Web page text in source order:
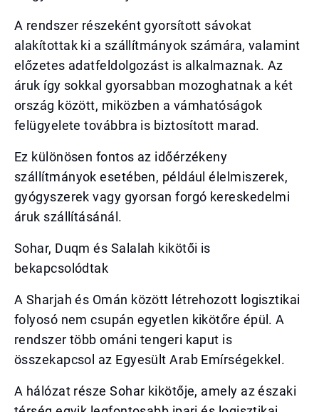
A rendszer részeként gyorsított sávokat
alakítottak ki a szállítmányok számára, valamint
előzetes adatfeldolgozást is alkalmaznak. Az
áruk így sokkal gyorsabban mozoghatnak a két
ország között, miközben a vámhatóságok
felügyelete továbbra is biztosított marad.
Ez különösen fontos az időérzékeny
szállítmányok esetében, például élelmiszerek,
gyógyszerek vagy gyorsan forgó kereskedelmi
áruk szállításánál.
Sohar, Duqm és Salalah kikötői is
bekapcsolódtak
A Sharjah és Omán között létrehozott logisztikai
folyosó nem csupán egyetlen kikötőre épül. A
rendszer több ománi tengeri kaput is
összekapcsol az Egyesült Arab Emírségekkel.
A hálózat része Sohar kikötője, amely az északi